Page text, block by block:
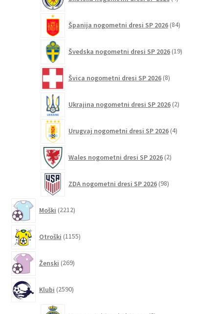
izdelki
Španija nogometni dresi SP 2026 84izdelkov
Švedska nogometni dresi SP 2026 19izdelkov
Švica nogometni dresi SP 2026 8izdelkov
Ukrajina nogometni dresi SP 2026 2izdelka
Urugvaj nogometni dresi SP 2026 4izdelki
Wales nogometni dresi SP 2026 2izdelka
ZDA nogometni dresi SP 2026 98izdelkov
Moški 2212izdelkov
Otroški 1155izdelkov
Ženski 269izdelkov
Klubi 2590izdelkov